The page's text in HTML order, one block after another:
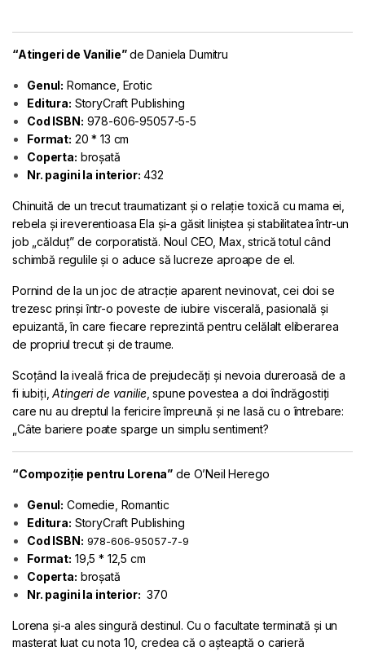
“Atingeri de Vanilie”de Daniela Dumitru
Genul: Romance, Erotic
Editura: StoryCraft Publishing
Cod ISBN: 978-606-95057-5-5
Format: 20 * 13 cm
Coperta: broșată
Nr. pagini la interior: 432
Chinuită de un trecut traumatizant și o relație toxică cu mama ei,
rebela și ireverentioasa Ela și-a găsit liniștea și stabilitatea într-un
job „călduț” de corporatistă. Noul CEO, Max, strică totul când
schimbă regulile și o aduce să lucreze aproape de el.
Pornind de la un joc de atracție aparent nevinovat, cei doi se
trezesc prinși într-o poveste de iubire viscerală, pasională și
epuizantă, în care fiecare reprezintă pentru celălalt eliberarea
de propriul trecut și de traume.
Scoțând la iveală frica de prejudecăți și nevoia dureroasă de a
fi iubiți,Atingeri de vanilie, spune povestea a doi îndrăgostiți
care nu au dreptul la fericire împreună și ne lasă cu o întrebare:
„Câte bariere poate sparge un simplu sentiment?
“Compoziție pentru Lorena” de O’Neil Herego
Genul: Comedie, Romantic
Editura: StoryCraft Publishing
Cod ISBN: 978-606-95057-7-9
Format: 19,5 * 12,5 cm
Coperta: broșată
Nr. pagini la interior: 370
Lorena și-a ales singură destinul. Cu o facultate terminată și un
masterat luat cu nota 10, credea că o așteaptă o carieră